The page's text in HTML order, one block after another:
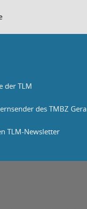
der TLM
des TMBZ Gera
TLM-Newsletter